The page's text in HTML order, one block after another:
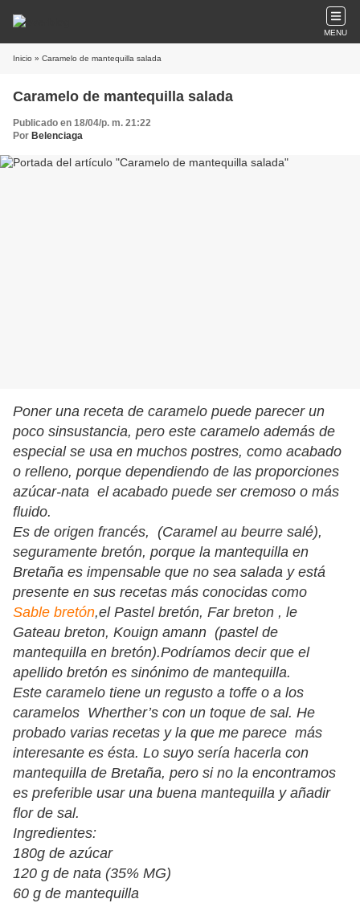
MENU
Inicio » Caramelo de mantequilla salada
Caramelo de mantequilla salada
Publicado en 18/04/p. m. 21:22
Por Belenciaga
Poner una receta de caramelo puede parecer un
poco sinsustancia, pero este caramelo además de
especial se usa en muchos postres, como acabado
o relleno, porque dependiendo de las proporciones
azúcar-nata el acabado puede ser cremoso o más
fluido.
Es de origen francés, (Caramel au beurre salé),
seguramente bretón, porque la mantequilla en
Bretaña es impensable que no sea salada y está
presente en sus recetas más conocidas como
Sable bretón,el Pastel bretón, Far breton , le
Gateau breton, Kouign amann (pastel de
mantequilla en bretón).Podríamos decir que el
apellido bretón es sinónimo de mantequilla.
Este caramelo tiene un regusto a toffe o a los
caramelos Wherther’s con un toque de sal. He
probado varias recetas y la que me parece más
interesante es ésta. Lo suyo sería hacerla con
mantequilla de Bretaña, pero si no la encontramos
es preferible usar una buena mantequilla y añadir
flor de sal.
Ingredientes:
180g de azúcar
120 g de nata (35% MG)
60 g de mantequilla